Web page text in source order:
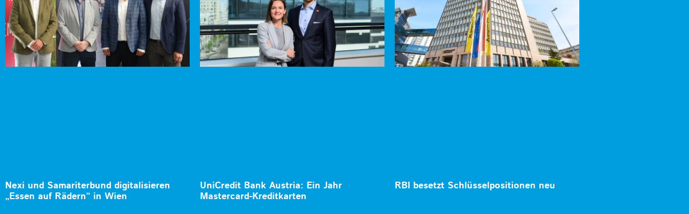
Nexi und Samariterbund digitalisieren
„Essen auf Rädern“ in Wien
UniCredit Bank Austria: Ein Jahr
Mastercard-Kreditkarten
RBI besetzt Schlüsselpositionen neu